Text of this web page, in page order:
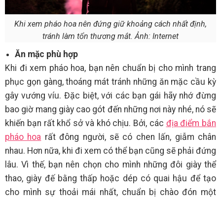
Khi xem pháo hoa nên đứng giữ khoảng cách nhất định,
tránh làm tổn thương mắt. Ảnh: Internet
Ăn mặc phù hợp
Khi đi xem pháo hoa, bạn nên chuẩn bị cho mình trang
phục gọn gàng, thoáng mát tránh những ăn mặc cầu kỳ
gây vướng víu. Đặc biệt, với các bạn gái hãy nhớ đừng
bao giờ mang giày cao gót đến những nơi này nhé, nó sẽ
khiến bạn rất khổ sở và khó chịu. Bởi, các địa điểm bắn
pháo hoa rất đông người, sẽ có chen lấn, giẫm chân
nhau. Hơn nữa, khi đi xem có thể bạn cũng sẽ phải đứng
lâu. Vì thế, bạn nên chọn cho mình những đôi giày thể
thao, giày đế bằng thấp hoặc dép có quai hậu để tạo
cho mình sự thoải mái nhất, chuẩn bị chào đón một